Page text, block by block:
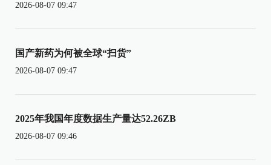
2026-08-07 09:47
国产新药为何被全球“扫货”
2026-08-07 09:47
2025年我国年度数据生产量达52.26ZB
2026-08-07 09:46